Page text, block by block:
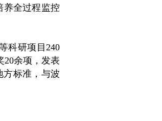
养全过程监控
科研项目240
20余项，发表
方标准，与波